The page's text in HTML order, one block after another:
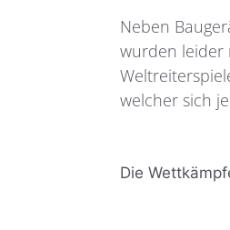
Neben
wurden leider
welcher sich
Die